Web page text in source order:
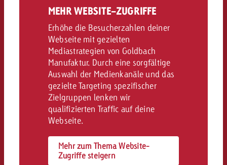
MEHR WEBSITE-ZUGRIFFE
Erhöhe die Besucherzahlen deiner
Webseite mit gezielten
Mediastrategien von Goldbach
Manufaktur. Durch eine sorgfältige
Auswahl der Medienkanäle und das
gezielte Targeting spezifischer
Zielgruppen lenken wir
qualifizierten Traffic auf deine
Webseite.
Mehr zum Thema Website-
Zugriffe steigern